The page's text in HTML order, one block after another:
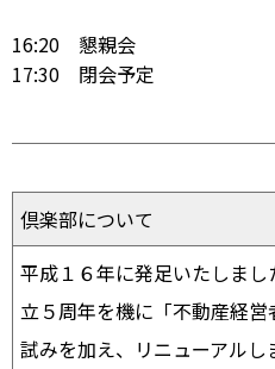
16:20 懇親会
17:30 閉会予定
倶楽部について
平成１６年に発足いたしま
立５周年を機に「不動産経
試みを加え、リニューアル